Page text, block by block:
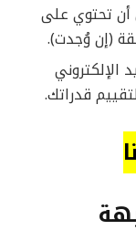
أن تحتوي على
(إن وُجدت).
الإلكتروني
قدراتك.